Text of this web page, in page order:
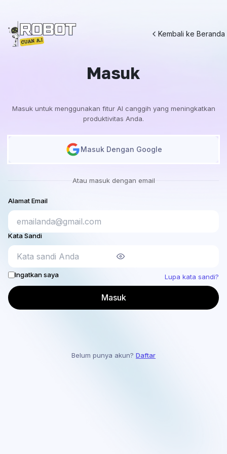
Kembali ke Beranda
Masuk
Masuk untuk menggunakan fitur AI canggih yang meningkatkan
produktivitas Anda.
Masuk Dengan Google
Atau masuk dengan email
Alamat Email
Kata Sandi
Ingatkan saya Lupa kata sandi?
Masuk
Belum punya akun? Daftar